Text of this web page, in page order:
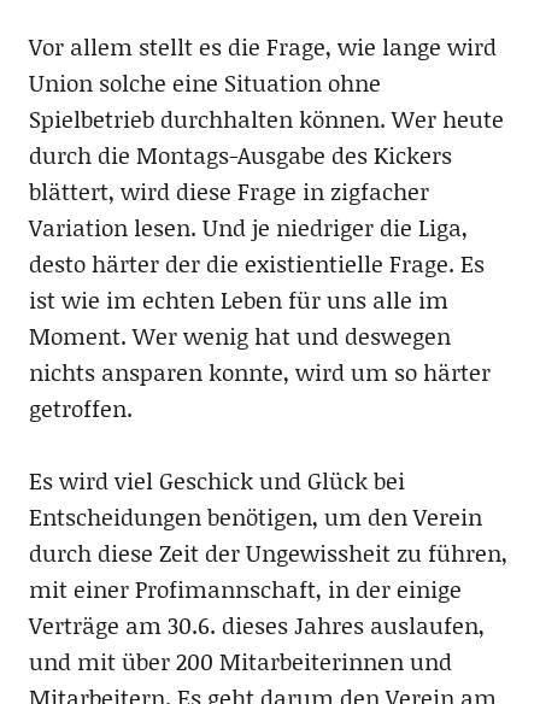
Vor allem stellt es die Frage, wie lange wird
Union solche eine Situation ohne
Spielbetrieb durchhalten können. Wer heute
durch die Montags-Ausgabe des Kickers
blättert, wird diese Frage in zigfacher
Variation lesen. Und je niedriger die Liga,
desto härter der die existientielle Frage. Es
ist wie im echten Leben für uns alle im
Moment. Wer wenig hat und deswegen
nichts ansparen konnte, wird um so härter
getroffen.
Es wird viel Geschick und Glück bei
Entscheidungen benötigen, um den Verein
durch diese Zeit der Ungewissheit zu führen,
mit einer Profimannschaft, in der einige
Verträge am 30.6. dieses Jahres auslaufen,
und mit über 200 Mitarbeiterinnen und